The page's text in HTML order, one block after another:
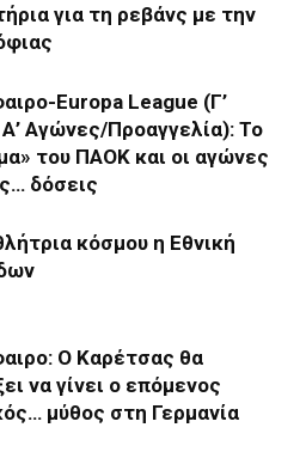
για τη ρεβάνς με την
Europa League (Γ’
Αγώνες/Προαγγελία): Το
του ΠΑΟΚ και οι αγώνες
δόσεις
κόσμου η Εθνική
Ο Καρέτσας θα
να γίνει ο επόμενος
μύθος στη Γερμανία